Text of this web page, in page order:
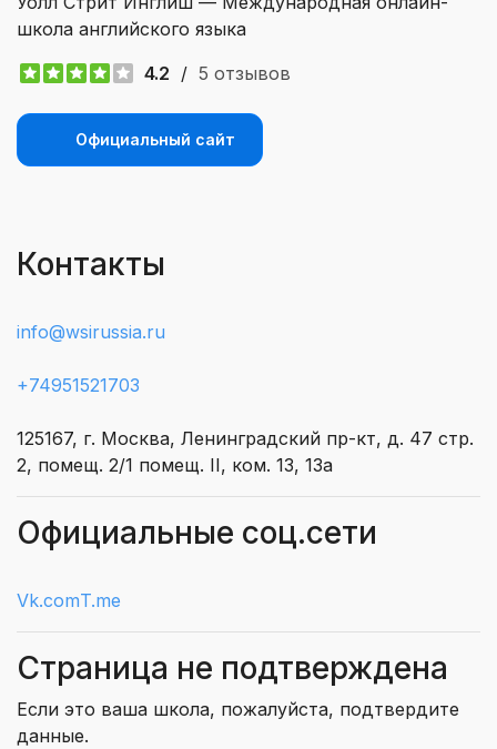
школа английского языка
4.2 / 5 отзывов
Официальный сайт
Контакты
info@wsirussia.ru
+74951521703
125167, г. Москва, Ленинградский пр-кт, д. 47 стр.
2, помещ. 2/1 помещ. II, ком. 13, 13а
Официальные соц.сети
Vk.comT.me
Страница не подтверждена
Если это ваша школа, пожалуйста, подтвердите
данные.